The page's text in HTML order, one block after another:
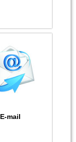
E-mail